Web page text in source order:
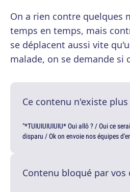
On a rien contre quelques
temps en temps, mais
se déplacent aussi vite
malade, on se demande si
Ce contenu n'existe plus
"*TUIUIUIUIUIU* Oui allô ? / Oui ce
disparu / Ok on envoie nos équipes
Contenu bloqué par vos